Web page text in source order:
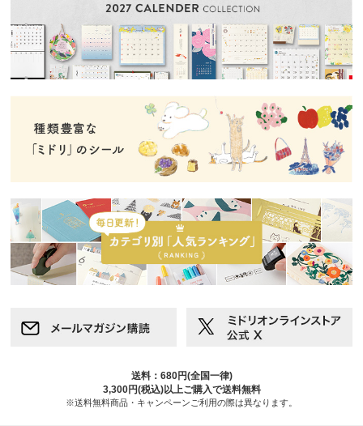
送料：680円(全国一律)
3,300円(税込)以上ご購入で送料無料
※送料無料商品・キャンペーンご利用の際は異なります。